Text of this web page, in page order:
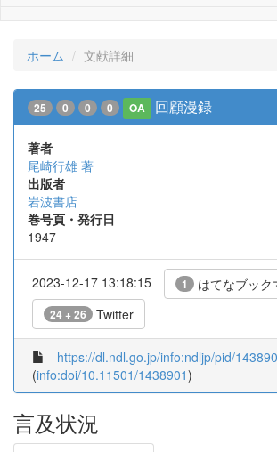
ホーム 文献詳細
25 0 0 0 OA 回顧漫録
著者
尾崎行雄 著
出版者
岩波書店
巻号頁・発行日
1947
2023-12-17 13:18:15 1 はてなブック
24 + 26 Twitter
https://dl.ndl.go.jp/info:ndljp/pid/
(info:doi/10.11501/1438901)
言及状況